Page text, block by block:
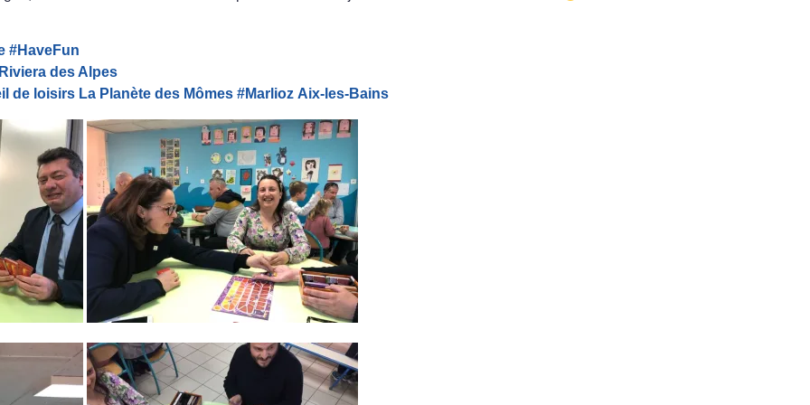
#HaveFun
des Alpes
de loisirs La Planète des Mômes #Marlioz Aix-les-Bains